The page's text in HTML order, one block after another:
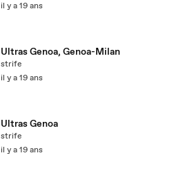
il y a 19 ans
Ultras Genoa, Genoa-Milan
strife
il y a 19 ans
Ultras Genoa
strife
il y a 19 ans